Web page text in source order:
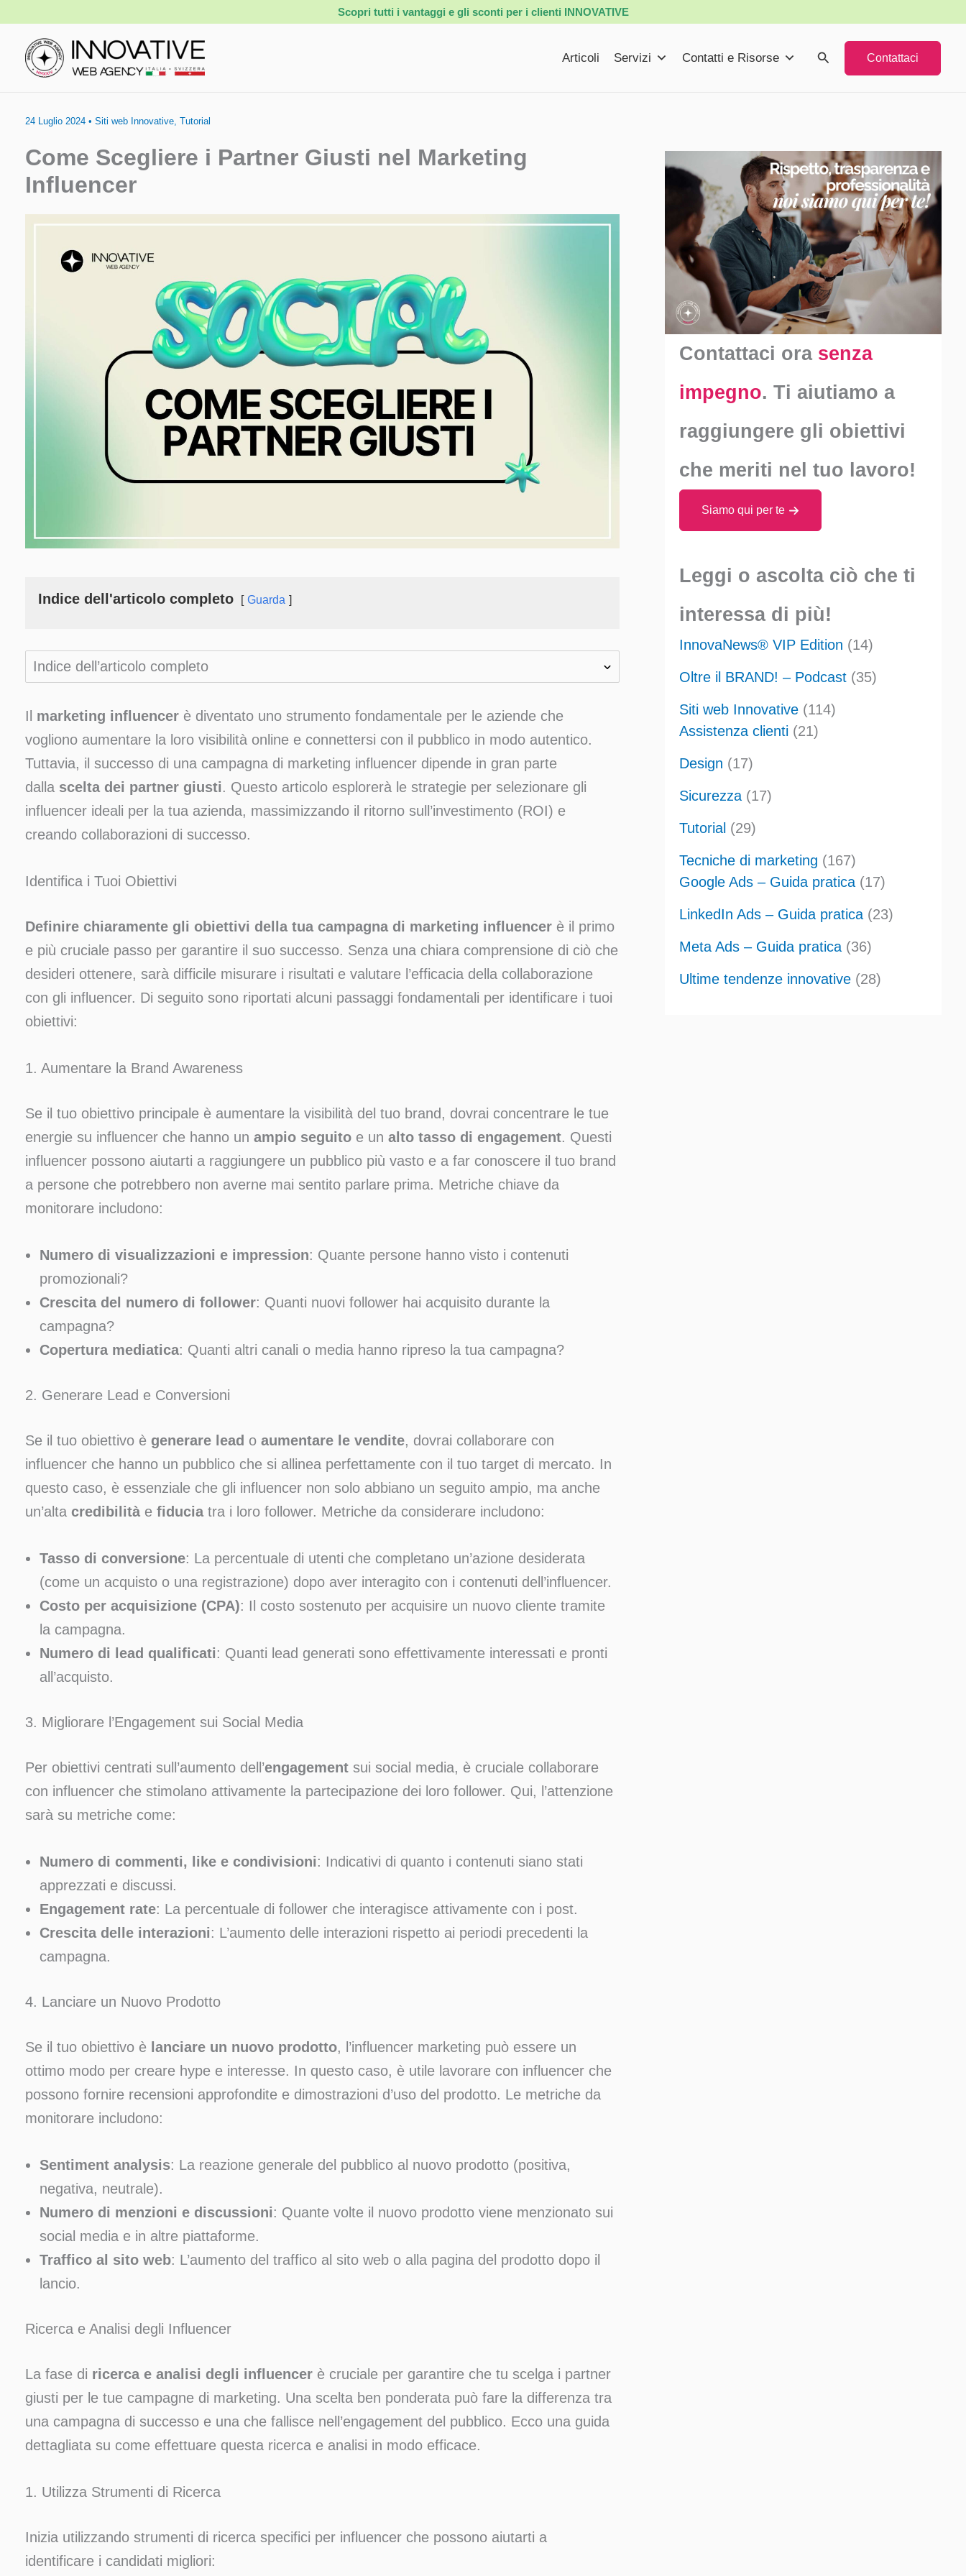
contenuto
Scopri tutti i vantaggi e gli sconti per i clienti INNOVATIVE
Articoli Servizi Contatti e Risorse Cerca Contattaci
24 Luglio 2024 • Siti web Innovative, Tutorial
Come Scegliere i Partner Giusti nel Marketing
Influencer
Indice dell'articolo completo Guarda
Indice dell’articolo completo
Il marketing influencer è diventato uno strumento fondamentale per le aziende che
vogliono aumentare la loro visibilità online e connettersi con il pubblico in modo autentico.
Tuttavia, il successo di una campagna di marketing influencer dipende in gran parte
dalla scelta dei partner giusti. Questo articolo esplorerà le strategie per selezionare gli
influencer ideali per la tua azienda, massimizzando il ritorno sull’investimento (ROI) e
creando collaborazioni di successo.
Identifica i Tuoi Obiettivi
Definire chiaramente gli obiettivi della tua campagna di marketing influencer è il primo
e più cruciale passo per garantire il suo successo. Senza una chiara comprensione di ciò che
desideri ottenere, sarà difficile misurare i risultati e valutare l’efficacia della collaborazione
con gli influencer. Di seguito sono riportati alcuni passaggi fondamentali per identificare i tuoi
obiettivi:
1. Aumentare la Brand Awareness
Se il tuo obiettivo principale è aumentare la visibilità del tuo brand, dovrai concentrare le tue
energie su influencer che hanno un ampio seguito e un alto tasso di engagement. Questi
influencer possono aiutarti a raggiungere un pubblico più vasto e a far conoscere il tuo brand
a persone che potrebbero non averne mai sentito parlare prima. Metriche chiave da
monitorare includono:
Numero di visualizzazioni e impression: Quante persone hanno visto i contenuti
promozionali?
Crescita del numero di follower: Quanti nuovi follower hai acquisito durante la
campagna?
Copertura mediatica: Quanti altri canali o media hanno ripreso la tua campagna?
2. Generare Lead e Conversioni
Se il tuo obiettivo è generare lead o aumentare le vendite, dovrai collaborare con
influencer che hanno un pubblico che si allinea perfettamente con il tuo target di mercato. In
questo caso, è essenziale che gli influencer non solo abbiano un seguito ampio, ma anche
un’alta credibilità e fiduciatra i loro follower. Metriche da considerare includono:
Tasso di conversione: La percentuale di utenti che completano un’azione desiderata
(come un acquisto o una registrazione) dopo aver interagito con i contenuti dell’influencer.
Costo per acquisizione (CPA): Il costo sostenuto per acquisire un nuovo cliente tramite
la campagna.
Numero di lead qualificati: Quanti lead generati sono effettivamente interessati e pronti
all’acquisto.
3. Migliorare l’Engagement sui Social Media
Per obiettivi centrati sull’aumento dell’engagement sui social media, è cruciale collaborare
con influencer che stimolano attivamente la partecipazione dei loro follower. Qui, l’attenzione
sarà su metriche come:
Numero di commenti, like e condivisioni: Indicativi di quanto i contenuti siano stati
apprezzati e discussi.
Engagement rate: La percentuale di follower che interagisce attivamente con i post.
Crescita delle interazioni: L’aumento delle interazioni rispetto ai periodi precedenti la
campagna.
4. Lanciare un Nuovo Prodotto
Se il tuo obiettivo è lanciare un nuovo prodotto, l’influencer marketing può essere un
ottimo modo per creare hype e interesse. In questo caso, è utile lavorare con influencer che
possono fornire recensioni approfondite e dimostrazioni d’uso del prodotto. Le metriche da
monitorare includono:
Sentiment analysis: La reazione generale del pubblico al nuovo prodotto (positiva,
negativa, neutrale).
Numero di menzioni e discussioni: Quante volte il nuovo prodotto viene menzionato sui
social media e in altre piattaforme.
Traffico al sito web: L’aumento del traffico al sito web o alla pagina del prodotto dopo il
lancio.
Ricerca e Analisi degli Influencer
La fase di ricerca e analisi degli influencer è cruciale per garantire che tu scelga i partner
giusti per le tue campagne di marketing. Una scelta ben ponderata può fare la differenza tra
una campagna di successo e una che fallisce nell’engagement del pubblico. Ecco una guida
dettagliata su come effettuare questa ricerca e analisi in modo efficace.
1. Utilizza Strumenti di Ricerca
Inizia utilizzando strumenti di ricerca specifici per influencer che possono aiutarti a
identificare i candidati migliori:
Contattaci ora senza
impegno. Ti aiutiamo a
raggiungere gli obiettivi
che meriti nel tuo lavoro!
Siamo qui per te
Leggi o ascolta ciò che ti
interessa di più!
InnovaNews® VIP Edition (14)
Oltre il BRAND! – Podcast (35)
Siti web Innovative (114)
Assistenza clienti (21)
Design (17)
Sicurezza(17)
Tutorial (29)
Tecniche di marketing (167)
Google Ads – Guida pratica(17)
LinkedIn Ads – Guida pratica(23)
Meta Ads – Guida pratica(36)
Ultime tendenze innovative (28)